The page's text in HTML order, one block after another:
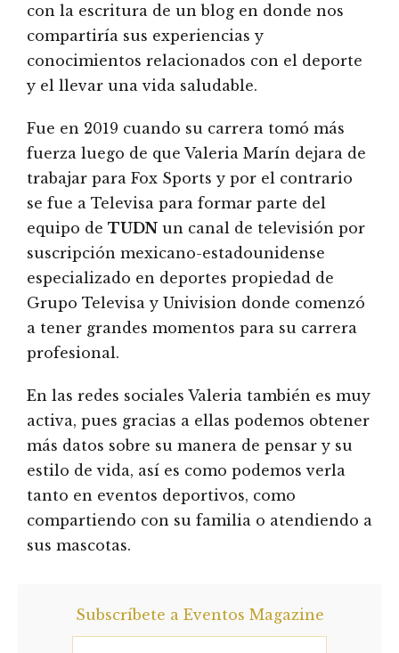
con la escritura de un blog en donde nos
compartiría sus experiencias y
conocimientos relacionados con el deporte
y el llevar una vida saludable.
Fue en 2019 cuando su carrera tomó más
fuerza luego de que Valeria Marín dejara de
trabajar para Fox Sports y por el contrario
se fue a Televisa para formar parte del
equipo de TUDN un canal de televisión por
suscripción mexicano-estadounidense
especializado en deportes propiedad de
Grupo Televisa y Univision donde comenzó
a tener grandes momentos para su carrera
profesional.
En las redes sociales Valeria también es muy
activa, pues gracias a ellas podemos obtener
más datos sobre su manera de pensar y su
estilo de vida, así es como podemos verla
tanto en eventos deportivos, como
compartiendo con su familia o atendiendo a
sus mascotas.
Subscríbete a Eventos Magazine